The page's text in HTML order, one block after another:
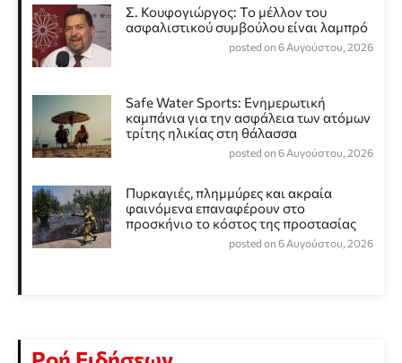
Σ. Κουφογιώργος: To μέλλον του
ασφαλιστικού συμβούλου είναι λαμπρό
posted on 6 Αυγούστου, 2026
Safe Water Sports: Eνημερωτική
καμπάνια για την ασφάλεια των ατόμων
τρίτης ηλικίας στη θάλασσα
posted on 6 Αυγούστου, 2026
Πυρκαγιές, πλημμύρες και ακραία
φαινόμενα επαναφέρουν στο
προσκήνιο το κόστος της προστασίας
posted on 6 Αυγούστου, 2026